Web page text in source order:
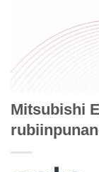
Mitsubishi